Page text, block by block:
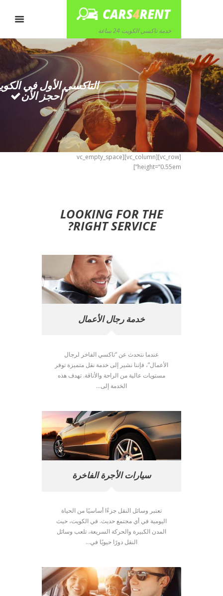
خدمة تاكسي الكويت 24 ساعة
التاكسي الأول في
أحجز الأن
[vc_row][vc_column][vc_empty_space
height=”0.55em”]
LOOKING FOR THE
RIGHT SERVICE?
خدمة رجال الأعمال
عندما نتحدث عن “تاكسي الفاخر لرجال
الأعمال”، فإننا نشير إلى خدمة نقل متميزة توفر
مستويات عالية من الراحة والأناقة. تهدف هذه
الخدمة إلى...
سيارات الأجرة الفاخرة
تعتبر وسائل النقل جزءًا أساسيًا من الحياة
اليومية في أي مجتمع حديث. في الكويت، حيث
المدن الكبيرة والحركة السريعة، تلعب وسائل
النقل دورًا حيويًا في...